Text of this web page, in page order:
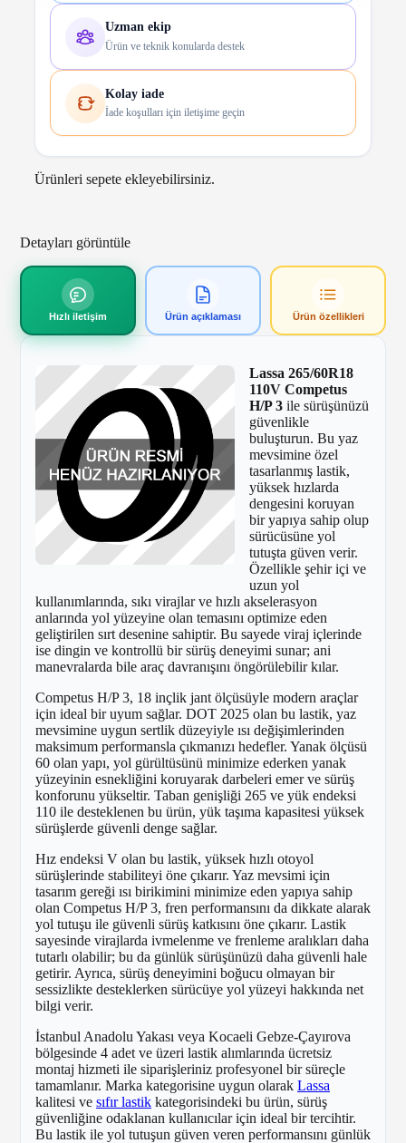
Uzman ekip
Ürün ve teknik konularda destek
Kolay iade
İade koşulları için iletişime geçin
Ürünleri sepete ekleyebilirsiniz.
Detayları görüntüle
Hızlı iletişim Ürün açıklaması Ürün özellikleri
Lassa 265/60R18
110V Competus
H/P 3 ile sürüşünüzü
güvenlikle
buluşturun. Bu yaz
mevsimine özel
tasarlanmış lastik,
yüksek hızlarda
dengesini koruyan
bir yapıya sahip olup
sürücüsüne yol
tutuşta güven verir.
Özellikle şehir içi ve
uzun yol
kullanımlarında, sıkı virajlar ve hızlı akselerasyon
anlarında yol yüzeyine olan temasını optimize eden
geliştirilen sırt desenine sahiptir. Bu sayede viraj içlerinde
ise dingin ve kontrollü bir sürüş deneyimi sunar; ani
manevralarda bile araç davranışını öngörülebilir kılar.
Competus H/P 3, 18 inçlik jant ölçüsüyle modern araçlar
için ideal bir uyum sağlar. DOT 2025 olan bu lastik, yaz
mevsimine uygun sertlik düzeyiyle ısı değişimlerinden
maksimum performansla çıkmanızı hedefler. Yanak ölçüsü
60 olan yapı, yol gürültüsünü minimize ederken yanak
yüzeyinin esnekliğini koruyarak darbeleri emer ve sürüş
konforunu yükseltir. Taban genişliği 265 ve yük endeksi
110 ile desteklenen bu ürün, yük taşıma kapasitesi yüksek
sürüşlerde güvenli denge sağlar.
Hız endeksi V olan bu lastik, yüksek hızlı otoyol
sürüşlerinde stabiliteyi öne çıkarır. Yaz mevsimi için
tasarım gereği ısı birikimini minimize eden yapıya sahip
olan Competus H/P 3, fren performansını da dikkate alarak
yol tutuşu ile güvenli sürüş katkısını öne çıkarır. Lastik
sayesinde virajlarda ivmelenme ve frenleme aralıkları daha
tutarlı olabilir; bu da günlük sürüşünüzü daha güvenli hale
getirir. Ayrıca, sürüş deneyimini boğucu olmayan bir
sessizlikte desteklerken sürücüye yol yüzeyi hakkında net
bilgi verir.
İstanbul Anadolu Yakası veya Kocaeli Gebze-Çayırova
bölgesinde 4 adet ve üzeri lastik alımlarında ücretsiz
montaj hizmeti ile siparişleriniz profesyonel bir süreçle
tamamlanır. Marka kategorisine uygun olarak Lassa
kalitesi ve sıfır lastik kategorisindeki bu ürün, sürüş
güvenliğine odaklanan kullanıcılar için ideal bir tercihtir.
Bu lastik ile yol tutuşun güven veren performansını günlük